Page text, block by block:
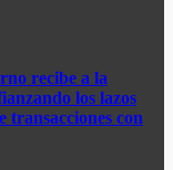
recibe a la
los lazos
transacciones con